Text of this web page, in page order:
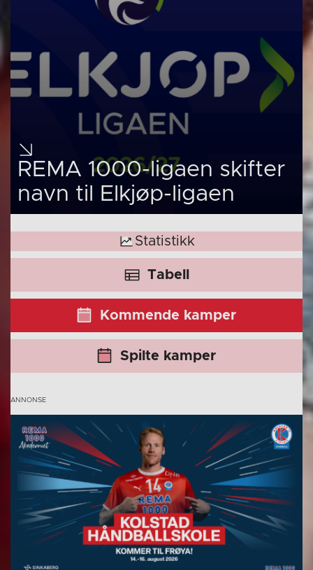
REMA 1000-ligaen skifter
navn til Elkjøp-ligaen
Statistikk
Tabell
Kommende kamper
Spilte kamper